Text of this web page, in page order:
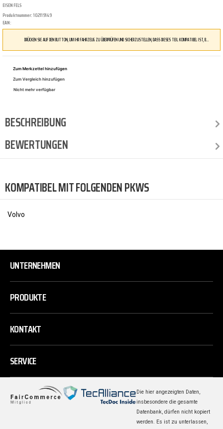
EISENFELS
Produktnummer: 102119149
EAN:
DRÜCKEN SIE AUF DEN BUTTON, UM IHR FAHRZEUG ZU ÜBERPRÜFEN UND SICHERZUSTELLEN, DASS DIESES TEIL KOMPATIBEL IST, BEVOR SIE ES BESTELLEN
Zum Merkzettel hinzufügen
Zum Vergleich hinzufügen
Nicht mehr verfügbar
BESCHREIBUNG
BEWERTUNGEN
KOMPATIBEL MIT FOLGENDEN PKWS
Volvo
UNTERNEHMEN
PRODUKTE
KONTAKT
SERVICE
Die hier angezeigten Daten,
insbesondere die gesamte
Datenbank, dürfen nicht kopiert
werden. Es ist zu unterlassen,